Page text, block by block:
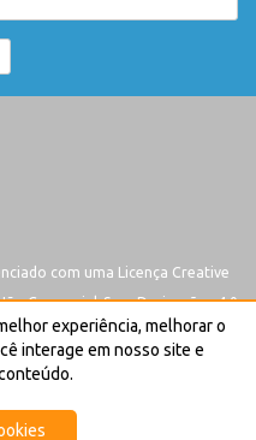
com uma Licença Creative
Comercial-Sem Derivações 4.0
experiência, melhorar o
interage em nosso site e